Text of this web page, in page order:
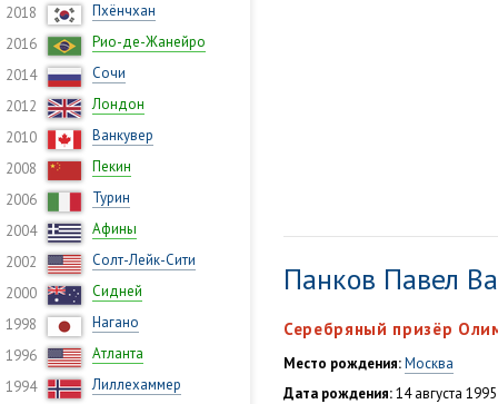
2018
Пхёнчхан
2016
Рио-де-Жанейро
2014
Сочи
2012
Лондон
2010
Ванкувер
2008
Пекин
2006
Турин
2004
Афины
2002
Солт-Лейк-Сити
2000
Сидней
1998
Нагано
1996
Атланта
1994
Лиллехаммер
Панков Павел
Серебряный призёр
Место рождения:Москва
Дата рождения:14 августа